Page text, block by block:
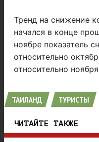
Тренд на снижение
начался в конце
ноябре показатель
относительно
относительно
ТАИЛАНД ТУРИСТЫ
ЧИТАЙТЕ ТАКЖЕ